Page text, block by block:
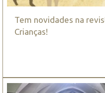
Tem novidades na
Crianças!